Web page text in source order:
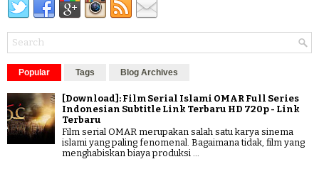
Popular Tags Blog Archives
[Download]: Film Serial Islami OMAR Full Series
Indonesian Subtitle Link Terbaru HD 720p - Link
Terbaru
Film serial OMAR merupakan salah satu karya sinema
islami yang paling fenomenal. Bagaimana tidak, film yang
menghabiskan biaya produksi ...